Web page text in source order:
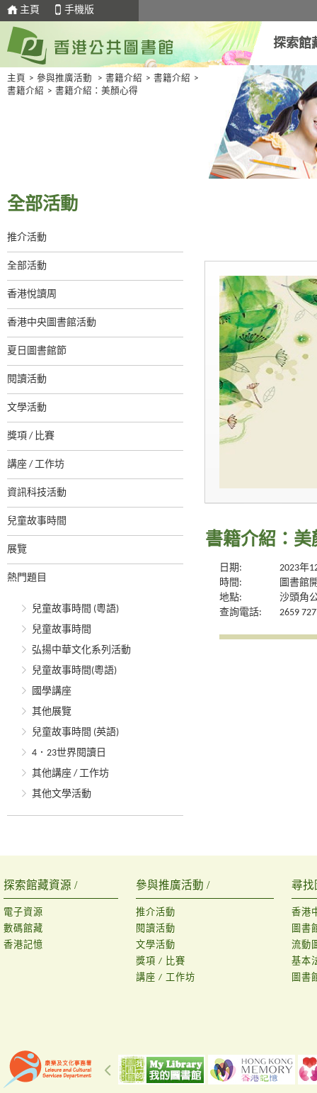
主頁 手機版
探索館
主頁 > 參與推廣活動 > 書籍介紹 > 書籍介紹 >
書籍介紹 > 書籍介紹：美顏心得
全部活動
推介活動
全部活動
香港悅讀周
香港中央圖書館活動
夏日圖書館節
閱讀活動
文學活動
獎項 / 比賽
講座 / 工作坊
資訊科技活動
兒童故事時間
展覽
熱門題目
兒童故事時間 (粵語)
兒童故事時間
弘揚中華文化系列活動
兒童故事時間(粵語)
國學講座
其他展覽
兒童故事時間 (英語)
4．23世界閱讀日
其他講座 / 工作坊
其他文學活動
書籍介紹：美
日期:
2023年
時間:
圖書館
地點:
沙頭角
查詢電話:
2659
探索館藏資源 /
電子資源
數碼館藏
香港記憶
參與推廣活動 /
推介活動
閱讀活動
文學活動
獎項 / 比賽
講座 / 工作坊
尋找
香港
圖書
流動
基本
圖書